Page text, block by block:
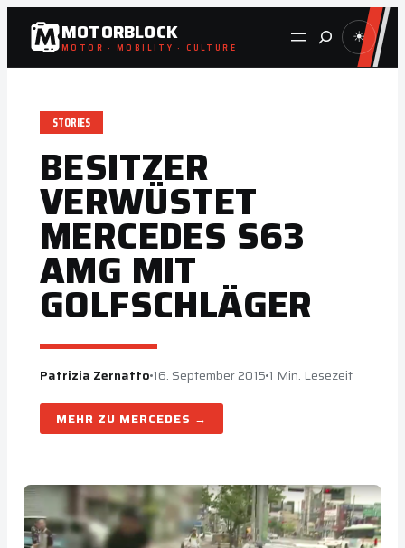
Zum
Inhalt
springen
MOTORBLOCK
MOTOR · MOBILITY · CULTURE Suche ☀
STORIES
BESITZER
VERWÜSTET
MERCEDES S63
AMG MIT
GOLFSCHLÄGER
Patrizia Zernatto 16. September 2015 1 Min. Lesezeit
MERCEDES